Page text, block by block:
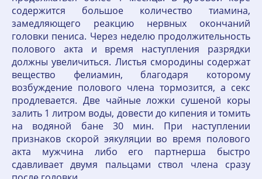
содержится большое количество тиамина,
замедляющего реакцию нервных окончаний
головки пениса. Через неделю продолжительность
полового акта и время наступления разрядки
должны увеличиться. Листья смородины содержат
вещество фелиамин, благодаря которому
возбуждение полового члена тормозится, а секс
продлевается. Две чайные ложки сушеной коры
залить 1 литром воды, довести до кипения и томить
на водяной бане 30 мин. При наступлении
признаков скорой эякуляции во время полового
акта мужчина либо его партнерша быстро
сдавливает двумя пальцами ствол члена сразу